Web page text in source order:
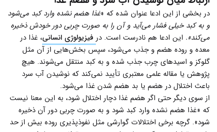
در بخشی از این ادعا عنوان شده که «غذا هضم نشده وارد کبد می‌شود
و به کبد خیلی فشار می‌آید و آن را به صورت چربی دور خودش ذخیره
می‌کند». این ادعا هم نادرست است. در فیزیولوژی انسانی، غذا در
معده و روده هضم و جذب می‌شود، سپس بخش‌هایی از آن مثل
گلوکز و اسیدهای چرب جذب شده و به کبد منتقل می‌شوند. هیچ
پژوهش یا مقاله علمی معتبری تأیید نمی‌کند که نوشیدن آب سرد
باعث اختلال در هضم یا بد هضم شدن غذا می‌شود.
از سوی دیگر حتی اگر هضم غذا دچار اختلال شود، به این معنا نیست
که «غذا هضم نشده وارد کبد شود و به صورت چربی دور آن ذخیره
شود». گرچه برخی اختلالات گوارشی مثل نفوذپذیری روده بیش از حد